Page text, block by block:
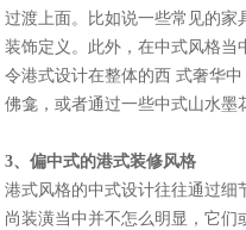
过渡上面。比如说一些常见的
装饰定义。此外，在中式风格当
令港式设计在整体的西 式奢华中
佛龛，或者通过一些中式山水墨
3、偏中式的港式装修风格
港式风格的中式设计往往通过细
尚装潢当中并不怎么明显，它